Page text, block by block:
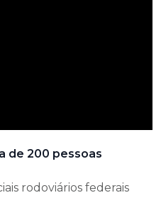
de 200 pessoas
rodoviários federais